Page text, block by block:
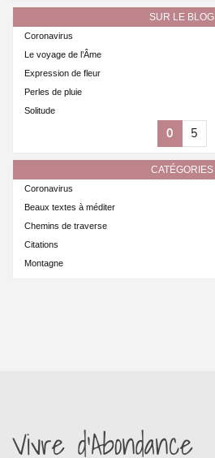
SUR LE BLOG
Coronavirus
Le voyage de l’Âme
Expression de fleur
Perles de pluie
Solitude
0 5
CATÉGORIES
Coronavirus
Beaux textes à méditer
Chemins de traverse
Citations
Montagne
Vivre d’Abondance